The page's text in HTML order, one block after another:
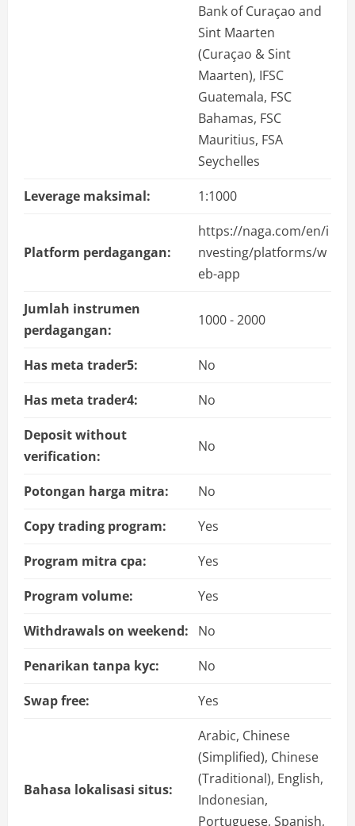
Bank of Curaçao and
Sint Maarten
(Curaçao & Sint
Maarten), IFSC
Guatemala, FSC
Bahamas, FSC
Mauritius, FSA
Seychelles
Leverage maksimal:
1:1000
Platform perdagangan:
https://naga.com/en/i
nvesting/platforms/w
eb-app
Jumlah instrumen
perdagangan:
1000 - 2000
Has meta trader5:
No
Has meta trader4:
No
Deposit without
verification:
No
Potongan harga mitra:
No
Copy trading program:
Yes
Program mitra cpa:
Yes
Program volume:
Yes
Withdrawals on weekend:
No
Penarikan tanpa kyc:
No
Swap free:
Yes
Bahasa lokalisasi situs:
Arabic, Chinese
(Simplified), Chinese
(Traditional), English,
Indonesian,
Portuguese, Spanish,